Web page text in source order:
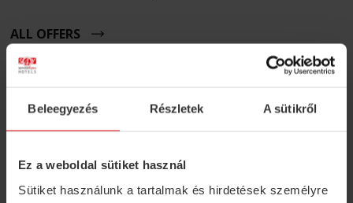
Beleegyezés Részletek A sütikről
Ez a weboldal sütiket használ
Sütiket használunk a tartalmak és hirdetések személyre
ALL OFFERS